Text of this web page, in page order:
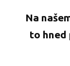
Na
to hned